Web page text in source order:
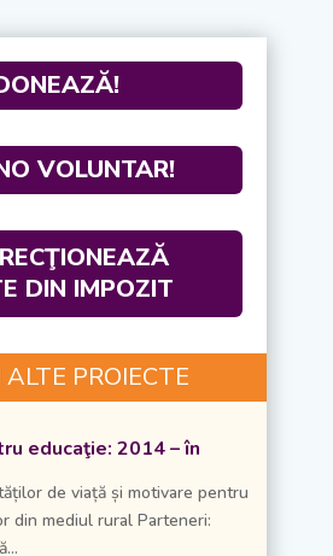
VOLUNTAR!
DIN IMPOZIT
ALTE PROIECTE
educaţie: 2014 – în
de viață și motivare pentru
din mediul rural Parteneri: